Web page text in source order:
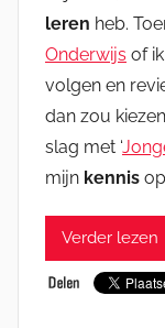
leren heb.
Onderwijs of
volgen en
dan zou
slag met ‘
mijn kennis
Verder lezen